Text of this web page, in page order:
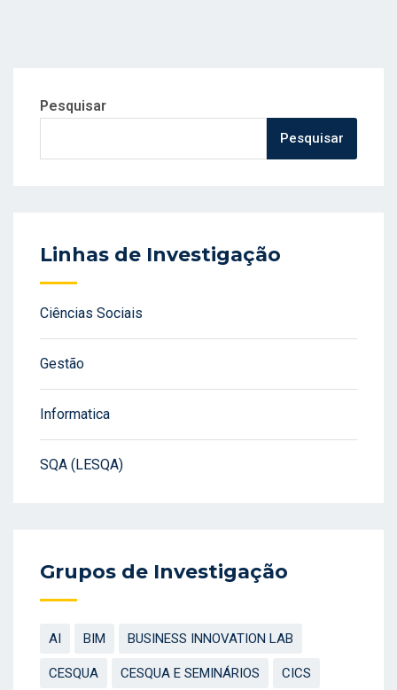
Pesquisar
Pesquisar
Linhas de Investigação
Ciências Sociais
Gestão
Informatica
SQA (LESQA)
Grupos de Investigação
AI BIM BUSINESS INNOVATION LAB
CESQUA CESQUA E SEMINÁRIOS CICS